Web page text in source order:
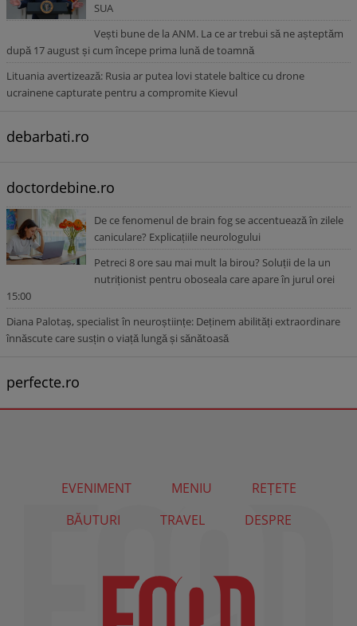
SUA
Vești bune de la ANM. La ce ar trebui să ne așteptăm
după 17 august și cum începe prima lună de toamnă
Lituania avertizează: Rusia ar putea lovi statele baltice cu drone
ucrainene capturate pentru a compromite Kievul
debarbati.ro
doctordebine.ro
De ce fenomenul de brain fog se accentuează în zilele
caniculare? Explicațiile neurologului
Petreci 8 ore sau mai mult la birou? Soluții de la un
nutriționist pentru oboseala care apare în jurul orei
15:00
Diana Palotaș, specialist în neuroștiințe: Deținem abilități extraordinare
înnăscute care susțin o viață lungă și sănătoasă
perfecte.ro
EVENIMENT MENIU
REȚETE
BĂUTURI
TRAVEL DESPRE